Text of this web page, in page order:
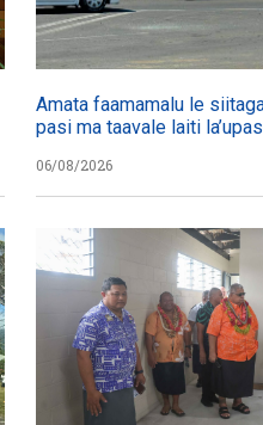
Amata faamamalu le
pasi ma taavale laiti
06/08/2026